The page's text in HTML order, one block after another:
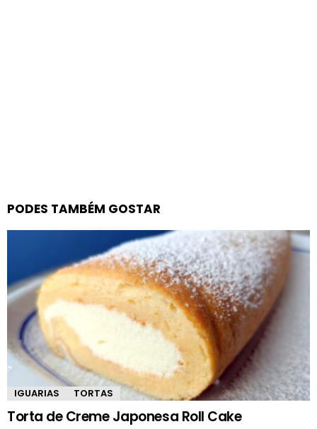
PODES TAMBÉM GOSTAR
IGUARIAS TORTAS
Torta de Creme Japonesa Roll Cake